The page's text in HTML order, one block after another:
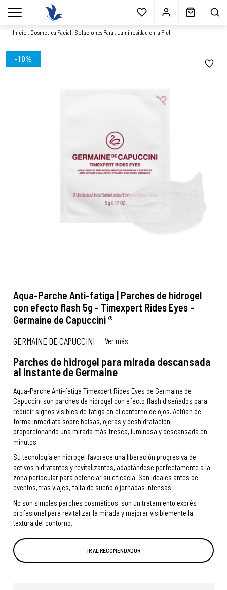
Envío gratisa partir 40€* Muestras gratis Blog
menu
Inicio Cosmética Facial .Soluciones Para Luminosidad en la Piel
-10%
Aqua-Parche Anti-fatiga | Parches de hidrogel
con efecto flash 5g - Timexpert Rides Eyes -
Germaine de Capuccini ®
GERMAINE DE CAPUCCINI Ver más
Parches de hidrogel para mirada descansada
al instante de Germaine
Aqua-Parche Anti-fatiga Timexpert Rides Eyes de Germaine de
Capuccini son parches de hidrogel con efecto flash diseñados para
reducir signos visibles de fatiga en el contorno de ojos. Actúan de
forma inmediata sobre bolsas, ojeras y deshidratación,
proporcionando una mirada más fresca, luminosa y descansada en
minutos.
Su tecnología en hidrogel favorece una liberación progresiva de
activos hidratantes y revitalizantes, adaptándose perfectamente a la
zona periocular para potenciar su eficacia. Son ideales antes de
eventos, tras viajes, falta de sueño o jornadas intensas.
No son simples parches cosméticos: son un tratamiento exprés
profesional para revitalizar la mirada y mejorar visiblemente la
textura del contorno.
IR AL RECOMENDADOR